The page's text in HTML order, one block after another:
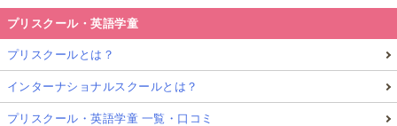
プリスクール・英語学童
プリスクールとは？
インターナショナルスクールとは？
プリスクール・英語学童 一覧・口コミ